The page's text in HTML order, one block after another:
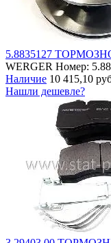
5.8835127
WERGER Номер:
Наличие 10 415,10
Нашли дешевле?